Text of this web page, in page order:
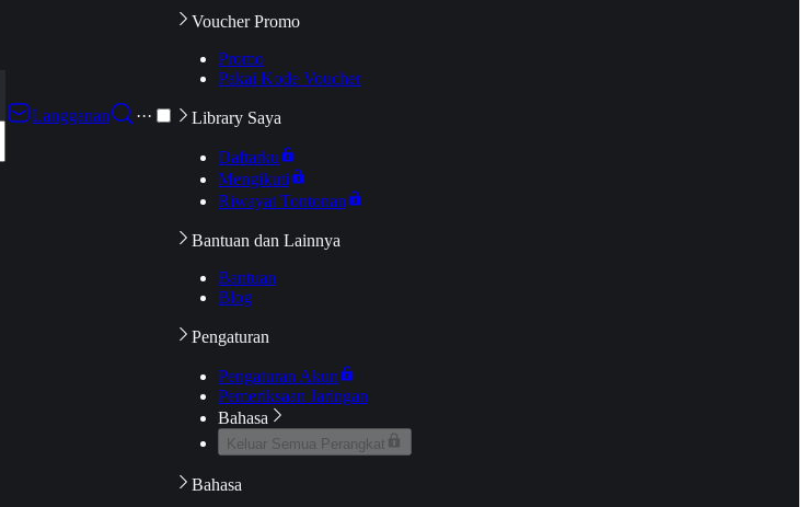
Langganan
···
Voucher Promo
Promo
Pakai Kode Voucher
Library Saya
Daftarku
Mengikuti
Riwayat Tontonan
Bantuan dan Lainnya
Bantuan
Blog
Pengaturan
Pengaturan Akun
Pemeriksaan Jaringan
Bahasa
Keluar Semua Perangkat
Bahasa